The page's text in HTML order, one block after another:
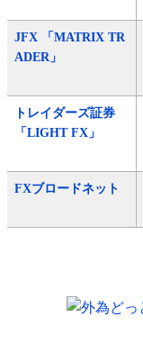
JFX 「MATRIX TR
ADER」
トレイダーズ証券
「LIGHT FX」
FXブロードネット